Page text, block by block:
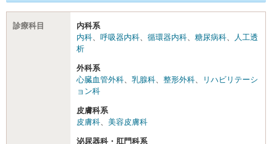
診療科目
内科系
内科、 呼吸器内科、 循環器内科、 糖尿病科、
人工透
析
外科系
心臓血管外科、 乳腺科、 整形外科、
リハビリテーシ
ョン科
皮膚科系
皮膚科、 美容皮膚科
泌尿器科・肛門科系